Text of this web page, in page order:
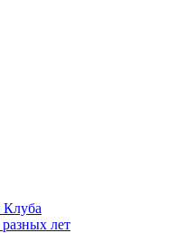
Клуба
лет